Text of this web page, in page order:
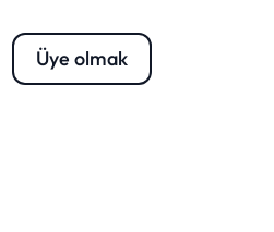
Üye olmak